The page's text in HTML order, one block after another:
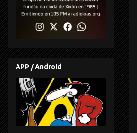
APP / Android